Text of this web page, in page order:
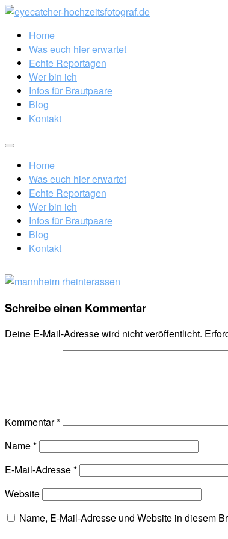
Home
Was euch hier erwartet
Echte Reportagen
Wer bin ich
Infos für Brautpaare
Blog
Kontakt
Home
Was euch hier erwartet
Echte Reportagen
Wer bin ich
Infos für Brautpaare
Blog
Kontakt
Schreibe einen Kommentar
Deine E-Mail-Adresse wird nicht veröffentlicht.
Kommentar*
Name*
E-Mail-Adresse*
Website
Name, E-Mail-Adresse und Website in diesem